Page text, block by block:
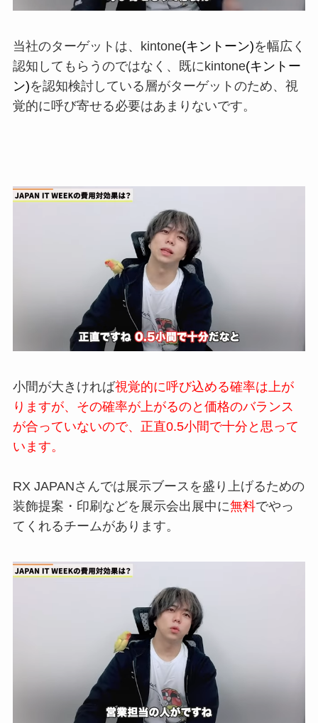
当社のターゲットは、 kintone(キントーン)を幅広く
認知してもらうのではなく 、既にkintone(キントー
ン)を認知検討している層がターゲットのため、 視
覚的に呼び寄せる必要はあまりないです。
小間が大きければ視覚的に呼び込める確率は上が
りますが、その確率が上がるのと価格のバランス
が合っていないので、正直0.5小間で十分と思って
います。
RX JAPANさんでは展示ブースを盛り上げるための
装飾提案・印刷などを展示会出展中に無料でやっ
てくれるチームがあります。